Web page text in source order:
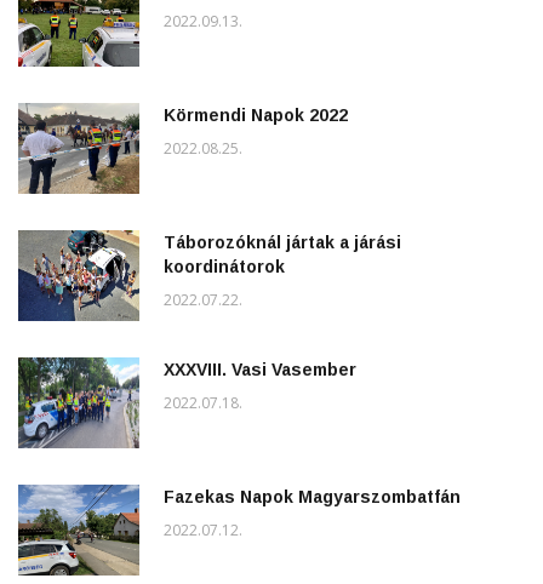
2022.09.13.
Körmendi Napok 2022
2022.08.25.
Táborozóknál jártak a járási
koordinátorok
2022.07.22.
XXXVIII. Vasi Vasember
2022.07.18.
Fazekas Napok Magyarszombatfán
2022.07.12.